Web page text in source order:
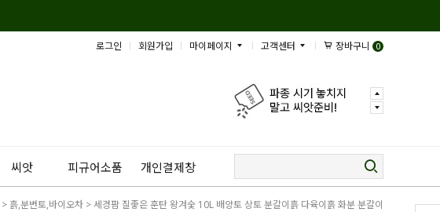
로그인 회원가입 마이페이지 고객센터 장바구니 0
씨앗 피규어소품 개인결제창
> 흙,분변토,바이오차 > 세경팜 질좋은 훈탄 왕겨숯 10L 배양토 상토 분갈이흙 다육이흙 화분 분갈이